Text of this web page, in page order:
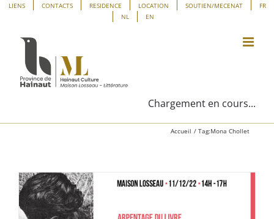
Panneau de gestion des cookies
Passer
contenu
LIENS CONTACTS RESIDENCE LOCATION SOUTIEN/MECENAT
FR
NL
EN
Chargement en cours...
Accueil Tag:Mona Chollet